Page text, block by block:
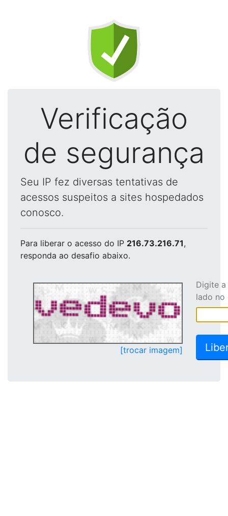
Verificação
de segurança
Seu IP fez diversas tentativas de
acessos suspeitos a sites hospedados
conosco.
Para liberar o acesso do IP 216.73.216.71,
responda ao desafio abaixo.
[trocar imagem]
Digite
lado no